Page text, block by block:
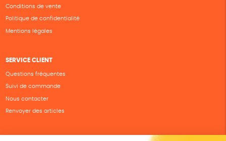
Conditions de vente
Politique de confidentialité
Mentions légales
SERVICE CLIENT
Questions fréquentes
Suivi de commande
Nous contacter
Renvoyer des articles